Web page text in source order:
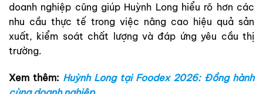
doanh nghiệp cũng giúp Huỳnh Long hiểu rõ hơn các
nhu cầu thực tế trong việc nâng cao hiệu quả sản
xuất, kiểm soát chất lượng và đáp ứng yêu cầu thị
trường.
Xem thêm: Huỳnh Long tại Foodex 2026: Đồng hành